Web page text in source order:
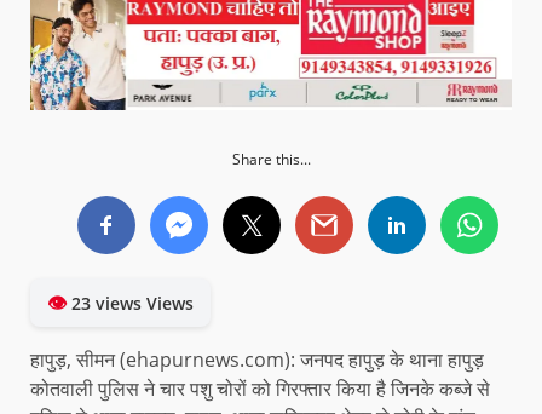
Share this...
👁23 views Views
हापुड़, सीमन (ehapurnews.com): जनपद हापुड़ के थाना हापुड़
कोतवाली पुलिस ने चार पशु चोरों को गिरफ्तार किया है जिनके कब्जे से